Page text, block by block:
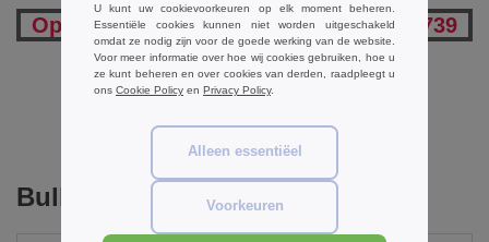
Opmerkingen over Bella+Canvas BE3739
Bulk Orders
U kunt uw cookievoorkeuren op elk moment beheren.
Essentiële cookies kunnen niet worden uitgeschakeld
omdat ze nodig zijn voor de goede werking van de website.
Voor meer informatie over hoe wij cookies gebruiken, hoe u
ze kunt beheren en over cookies van derden, raadpleegt u
ons Cookie Policy en Privacy Policy.
Alleen essentiëel
Voorkeuren